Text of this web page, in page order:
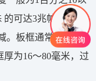
的可达3兆帕或更
。板框通常为正方
厚为16～80毫米，过